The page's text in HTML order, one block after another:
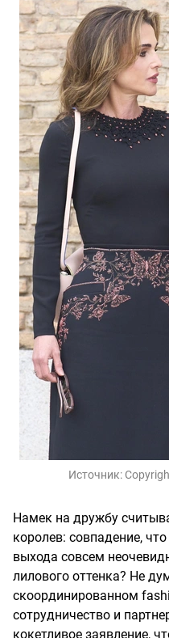
Источник:
Намек на дружбу
королев: совпадение,
выхода совсем
лилового оттенка? Не
скоординированном
сотрудничество и
кокетливое заявление,